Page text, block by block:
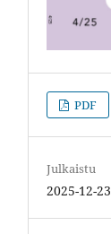
PDF
Julkaistu
2025-12-23